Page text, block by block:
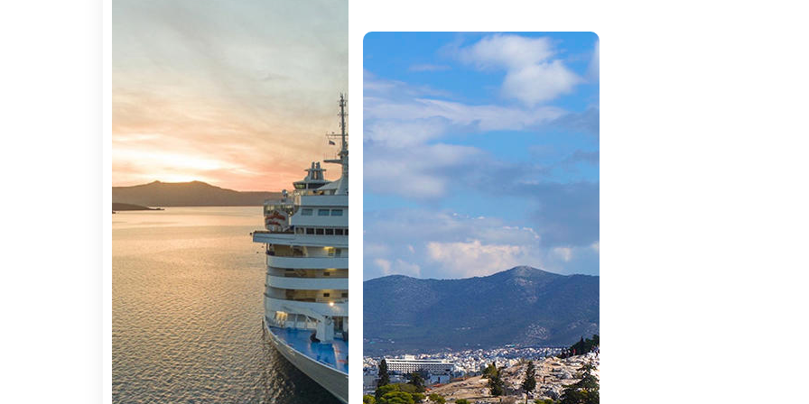
Pequeno-almoço no hotel. Saída em direção a Atenas para visita da cidade com destaque para o Arco
também como Kalimarmaro), originalmente construído em 329 a.C. e onde foram realizadas as primeiras
Syntagma (Constituição), onde se pode assistir à Cerimónia de Troca da Guarda Presidencial
soldado desconhecido). Continuação da visita panorâmica pelos edifícios Neoclássicos de Atenas como
da Acrópole e do Partenon, monumento construído em 447 a.C. durante a época de ouro de Péricles e
Nice, o Erectéion e todas as suas magnificas construções. Tarde livre. Alojamento.
Dia 3: Atenas / Porto de Lavrion / Mykonos (Cruzeiro)
Pequeno-almoço no hotel. Em hora a determinar localmente, transporte para o porto de Lavrion, para
Discovery. Início dos serviços a bordo. Partida em direção à ilha de Mykonos. À chegada, tempo livre
determinar, regresso ao navio e saída em direção a Kusadasi. Navegação noturna. Pensão Completa com